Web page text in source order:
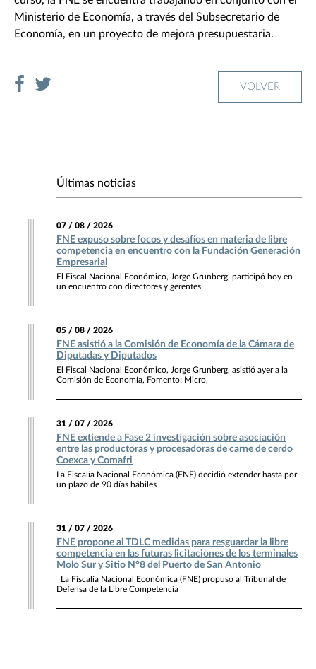
Ministerio de Economía, a través del Subsecretario de
Economía, en un proyecto de mejora presupuestaria.
VOLVER
Últimas noticias
07 / 08 / 2026
FNE expuso sobre focos y desafíos en materia de libre
competencia en encuentro con la Fundación Generación
Empresarial
El Fiscal Nacional Económico, Jorge Grunberg, participó hoy en
un encuentro con directores y gerentes
05 / 08 / 2026
FNE asistió a la Comisión de Economía de la Cámara de
Diputadas y Diputados
El Fiscal Nacional Económico, Jorge Grunberg, asistió ayer a la
Comisión de Economía, Fomento; Micro,
31 / 07 / 2026
FNE extiende a Fase 2 investigación sobre asociación
entre las productoras y procesadoras de carne de cerdo
Coexca y Comafri
La Fiscalía Nacional Económica (FNE) decidió extender hasta por
un plazo de 90 días hábiles
31 / 07 / 2026
FNE propone al TDLC medidas para resguardar la libre
competencia en las futuras licitaciones de los terminales
Molo Sur y Sitio N°8 del Puerto de San Antonio
La Fiscalía Nacional Económica (FNE) propuso al Tribunal de
Defensa de la Libre Competencia